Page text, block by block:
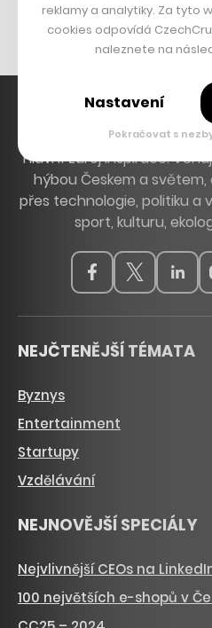
Nábytek z betonu
Hlavní zdroj inspirace.
hýbou Českem a
přes technologie, politiku a
sport, kulturu,
NEJČTENĚJŠÍ TÉMATA
Byznys
Entertainment
Startupy
Vzdělávání
NEJNOVĚJŠÍ SPECIÁLY
Nejvlivnější CEOs na
100 největších e-shopů v
reklamy a analytiky. Za tyto
cookies odpovídá
naleznete na
Nastavení
Pokračovat s